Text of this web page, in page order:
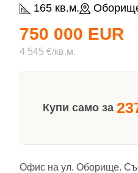
165 кв.м.
750 000 EUR
4 545 €/кв.м.
Купи само за
Офис на ул. Оборище.